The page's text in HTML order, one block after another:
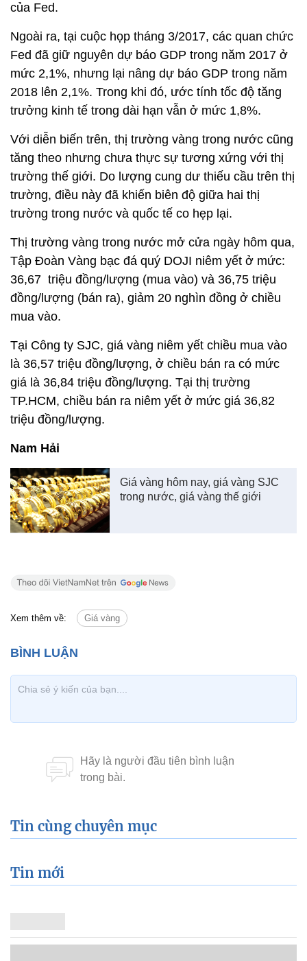
của Fed.
Ngoài ra, tại cuộc họp tháng 3/2017, các quan chức
Fed đã giữ nguyên dự báo GDP trong năm 2017 ở
mức 2,1%, nhưng lại nâng dự báo GDP trong năm
2018 lên 2,1%. Trong khi đó, ước tính tốc độ tăng
trưởng kinh tế trong dài hạn vẫn ở mức 1,8%.
Với diễn biến trên, thị trường vàng trong nước cũng
tăng theo nhưng chưa thực sự tương xứng với thị
trường thế giới. Do lượng cung dư thiếu cầu trên thị
trường, điều này đã khiến biên độ giữa hai thị
trường trong nước và quốc tế co hẹp lại.
Thị trường vàng trong nước mở cửa ngày hôm qua,
Tập Đoàn Vàng bạc đá quý DOJI niêm yết ở mức:
36,67 triệu đồng/lượng (mua vào) và 36,75 triệu
đồng/lượng (bán ra), giảm 20 nghìn đồng ở chiều
mua vào.
Tại Công ty SJC, giá vàng niêm yết chiều mua vào
là 36,57 triệu đồng/lượng, ở chiều bán ra có mức
giá là 36,84 triệu đồng/lượng. Tại thị trường
TP.HCM, chiều bán ra niêm yết ở mức giá 36,82
triệu đồng/lượng.
Nam Hải
Giá vàng hôm nay, giá vàng SJC
trong nước, giá vàng thế giới
Xem thêm về: Giá vàng
Tin cùng chuyên mục
Tin mới